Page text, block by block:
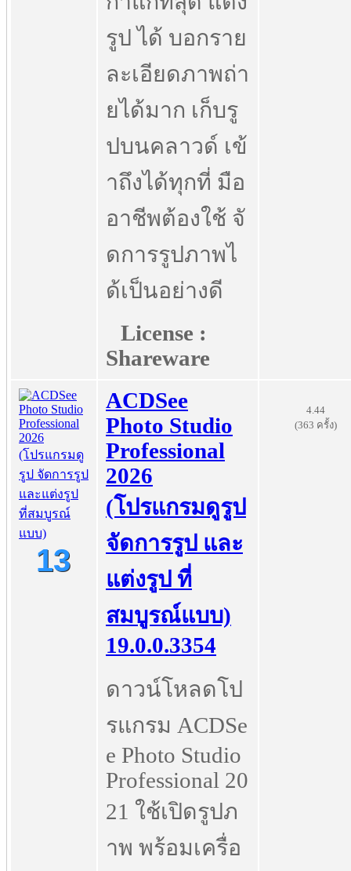
รูป ได้ บอกราย
ละเอียดภาพถ่า
ยได้มาก เก็บรู
ปบนคลาวด์ เข้
าถึงได้ทุกที่ มือ
อาชีพต้องใช้ จั
ดการรูปภาพไ
ด้เป็นอย่างดี
License :
Shareware
13
ACDSee
Photo Studio
Professional
2026
(โปรแกรมดูรูป
จัดการรูป และ
แต่งรูป ที่
สมบูรณ์แบบ)
19.0.0.3354
ดาวน์โหลดโป
รแกรม ACDSe
e Photo Studio
Professional 20
21 ใช้เปิดรูปภ
าพ พร้อมเครื่อ
4.44
(363 ครั้ง)